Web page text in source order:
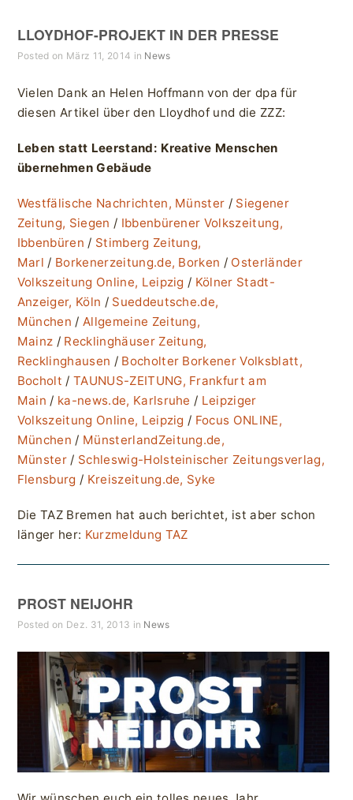
LLOYDHOF-PROJEKT IN DER PRESSE
Posted on März 11, 2014 in News
Vielen Dank an Helen Hoffmann von der dpa für
diesen Artikel über den Lloydhof und die ZZZ:
Leben statt Leerstand: Kreative Menschen
übernehmen Gebäude
Westfälische Nachrichten, Münster / Siegener
Zeitung, Siegen / Ibbenbürener Volkszeitung,
Ibbenbüren / Stimberg Zeitung,
Marl / Borkenerzeitung.de, Borken / Osterländer
Volkszeitung Online, Leipzig / Kölner Stadt-
Anzeiger, Köln / Sueddeutsche.de,
München /Allgemeine Zeitung,
Mainz / Recklinghäuser Zeitung,
Recklinghausen / Bocholter Borkener Volksblatt,
Bocholt /TAUNUS-ZEITUNG, Frankfurt am
Main / ka-news.de, Karlsruhe / Leipziger
Volkszeitung Online, Leipzig / Focus ONLINE,
München / MünsterlandZeitung.de,
Münster / Schleswig-Holsteinischer Zeitungsverlag,
Flensburg / Kreiszeitung.de, Syke
Die TAZ Bremen hat auch berichtet, ist aber schon
länger her: Kurzmeldung TAZ
PROST NEIJOHR
Posted on Dez. 31, 2013 in News